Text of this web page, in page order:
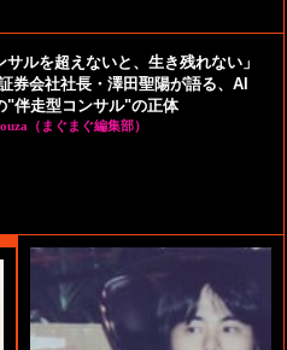
サルを超えないと、生き残れない」
券会社社長・澤田聖陽が語る、AI
"伴走型コンサル"の正体
（まぐまぐ編集部）